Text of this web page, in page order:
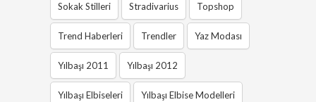
Sokak Stilleri Stradivarius Topshop
Trend Haberleri Trendler Yaz Modası
Yılbaşı 2011 Yılbaşı 2012
Yılbaşı Elbiseleri Yılbaşı Elbise Modelleri